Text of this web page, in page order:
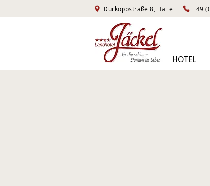
Dürkoppstraße 8, Halle
HOTEL